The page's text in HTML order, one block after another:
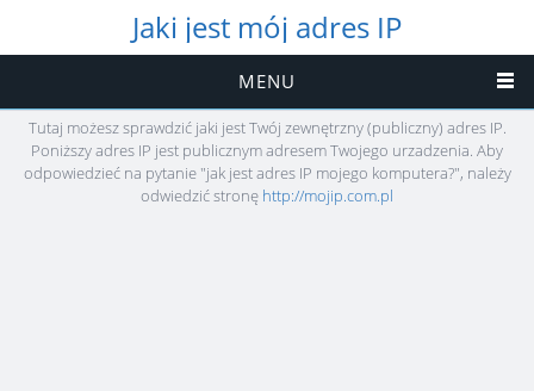
Jaki jest mój adres IP
MENU
Tutaj możesz sprawdzić jaki jest Twój zewnętrzny (publiczny) adres IP.
Poniższy adres IP jest publicznym adresem Twojego urzadzenia. Aby
odpowiedzieć na pytanie "jak jest adres IP mojego komputera?", należy
odwiedzić stronę http://mojip.com.pl